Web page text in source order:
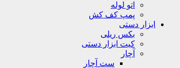
اتو لوله
پمپ کف کش
ابزار دستی
بکس ریلی
کیت ابزار دستی
آچار
ست آچار